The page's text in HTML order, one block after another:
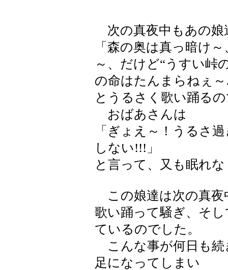
次の真夜中もあの娘
「森の奥は真っ暗け
～、だけど“うすい峠
の命はたんまらねぇ～
とうるさく歌い踊る
おばあさんは
「ぎょえ～！うるさ
しない!!!」
と言って、又も眠れ
この娘達は次の真夜
歌い踊って騒ぎ、そ
ているのでした。
こんな事が何日も続
足になってしまい